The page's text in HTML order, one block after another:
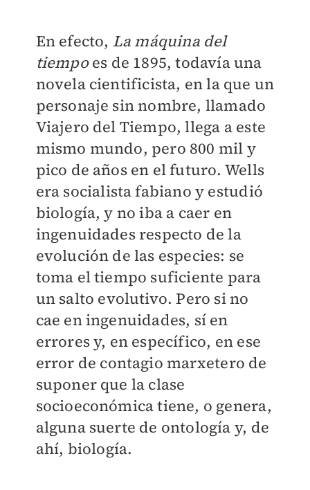
En efecto, La máquina del
tiempoes de 1895, todavía una
novela cientificista, en la que un
personaje sin nombre, llamado
Viajero del Tiempo, llega a este
mismo mundo, pero 800 mil y
pico de años en el futuro. Wells
era socialista fabiano y estudió
biología, y no iba a caer en
ingenuidades respecto de la
evolución de las especies: se
toma el tiempo suficiente para
un salto evolutivo. Pero si no
cae en ingenuidades, sí en
errores y, en específico, en ese
error de contagio marxetero de
suponer que la clase
socioeconómica tiene, o genera,
alguna suerte de ontología y, de
ahí, biología.